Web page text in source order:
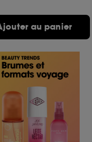
au panier